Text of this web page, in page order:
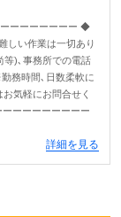
ーーーーーーーー ◆
しい作業は一切あり
等)､事務所での電話
務時間､日数柔軟に
気軽にお問合せく
ーーーーーーーー
詳細を見る